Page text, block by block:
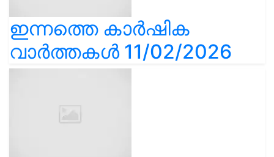
ഇന്നത്തെ കാർഷിക
വാർത്തകൾ 11/02/2026